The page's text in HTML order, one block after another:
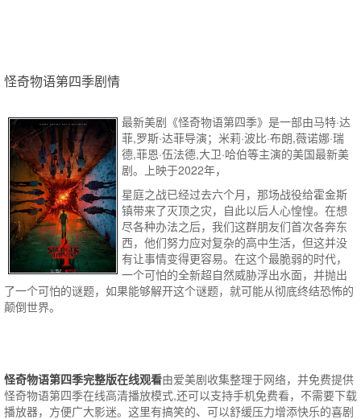
怪奇物语第四季剧情
最新美剧《怪奇物语第四季》是一部由马特·达
菲,罗斯·达菲导演；米莉·波比·布朗,薇诺娜·瑞
德,菲恩·伍法德,大卫·哈伯等主演的美国最新美
剧。上映于2022年，
星庭之战已经过去六个月，那场战役给霍金斯
镇带来了灭顶之灾，自此以后人心惶惶。在想
尽各种办法之后，我们这群朋友们首次各奔东
西，他们努力应对复杂的高中生活，但这并没
有让事情变得更容易。在这个最脆弱的时代，
一个可怕的全新超自然威胁浮出水面，并抛出
了一个可怕的谜题，如果能够解开这个谜题，就可能从彻底终结恐怖的
颠倒世界。
怪奇物语第四季完整版在线观看由爱美剧收集整理于网络，并免费提供
怪奇物语第四季在线高清播放模式,还可以支持手机免费看，不需要下载
播放器，方便广大影迷。这里有搞笑的、可以舒缓压力增添快乐的喜剧